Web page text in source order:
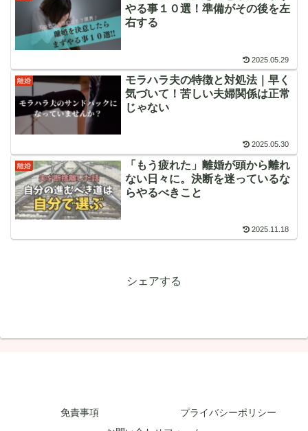
やる事１０選！準備がその後を左
右する
2025.05.29
離婚
モラハラ夫の特徴と対処法｜早く
気づいて！苦しい夫婦関係は正常
じゃない
2025.05.30
離婚
「もう疲れた」離婚が頭から離れ
ない日々に。決断を迷っているな
らやるべきこと
2025.11.18
シェアする
免責事項
プライバシーポリシー